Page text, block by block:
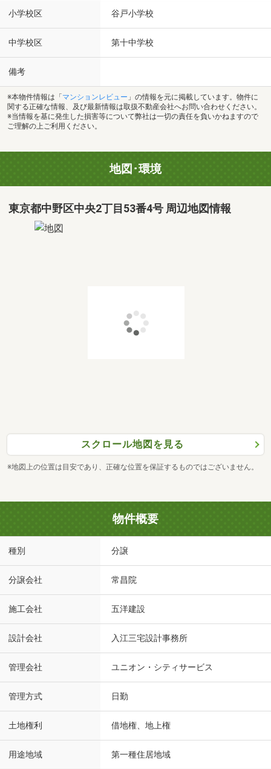
小学校区 谷戸小学校
中学校区 第十中学校
備考
※本物件情報は「 マンションレビュー 」の情報を元に掲載しています。物件に
関する正確な情報、及び最新情報は取扱不動産会社へお問い合わせください。
※当情報を基に発生した損害等について弊社は一切の責任を負いかねますので
ご理解の上ご利用ください。
地図･環境
東京都中野区中央2丁目53番4号 周辺地図情報
スクロール地図を見る
※地図上の位置は目安であり、正確な位置を保証するものではございません。
物件概要
種別 分譲
分譲会社 常昌院
施工会社 五洋建設
設計会社 入江三宅設計事務所
管理会社 ユニオン・シティサービス
管理方式 日勤
土地権利 借地権、地上権
用途地域 第一種住居地域